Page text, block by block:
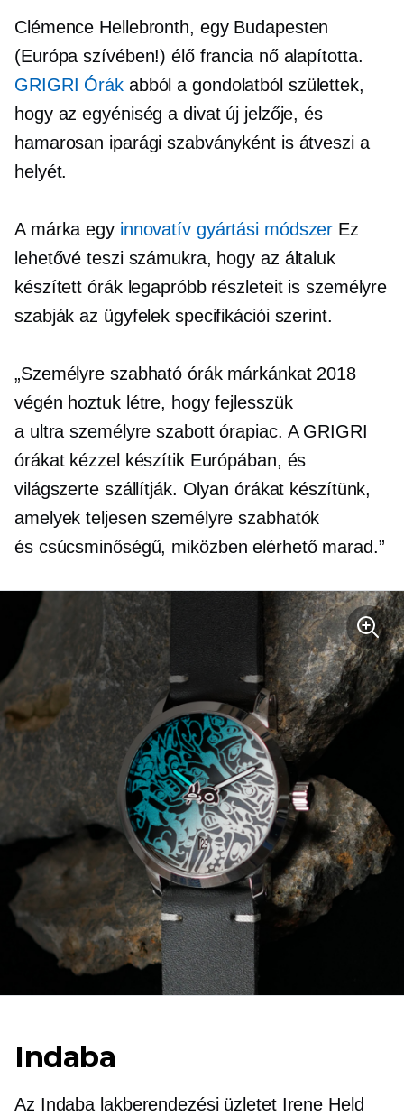
Clémence Hellebronth, egy Budapesten
(Európa szívében!) élő francia nő alapította.
GRIGRI Órákabból a gondolatból születtek,
hogy az egyéniség a divat új jelzője, és
hamarosan iparági szabványként is átveszi a
helyét.
A márka egy innovatív gyártási módszer Ez
lehetővé teszi számukra, hogy az általuk
készített órák legapróbb részleteit is személyre
szabják az ügyfelek specifikációi szerint.
„Személyre szabható órák márkánkat 2018
végén hoztuk létre, hogy fejlesszük
a ultra személyre szabottórapiac. A GRIGRI
órákat kézzel készítik Európában, és
világszerte szállítják. Olyan órákat készítünk,
amelyek teljesen személyre szabhatók
és csúcsminőségű, miközben elérhető marad.”
Indaba
Az Indaba lakberendezési üzletet Irene Held